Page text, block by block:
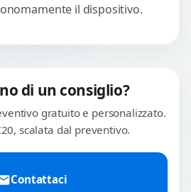
il dispositivo.
di un consiglio?
gratuito e personalizzato.
scalata dal preventivo.
Contattaci